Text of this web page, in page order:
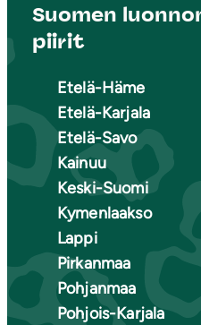
Suomen
piirit
Etelä-Häme
Etelä-Karjala
Etelä-Savo
Kainuu
Keski-Suomi
Kymenlaakso
Lappi
Pirkanmaa
Pohjanmaa
Pohjois-Karjala